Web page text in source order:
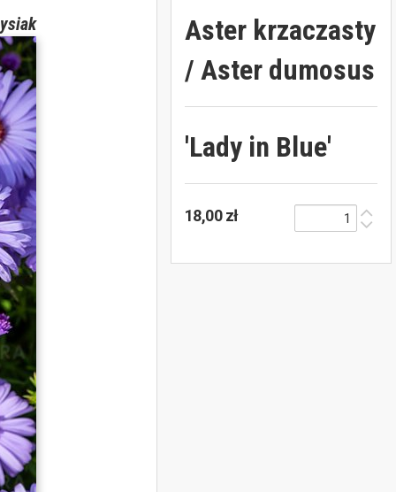
Aster krzaczasty
/ Aster dumosus
'Lady in Blue'
18,00 zł